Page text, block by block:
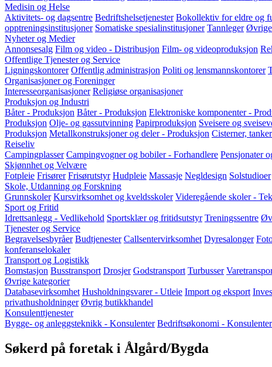
Medisin og Helse
Aktivitets- og dagsentre Bedriftshelsetjenester Bokollektiv for eldre og
opptreningsinstitusjoner Somatiske spesialinstitusjoner Tannleger Øvrige
Nyheter og Medier
Annonsesalg Film og video - Distribusjon Film- og videoproduksjon
Offentlige Tjenester og Service
Ligningskontorer Offentlig administrasjon Politi og lensmannskontorer
Organisasjoner og Foreninger
Interesseorganisasjoner Religiøse organisasjoner
Produksjon og Industri
Båter - Produksjon Båter - Produksjon Elektroniske komponenter -
Produksjon Olje- og gassutvinning Papirproduksjon Sveisere og
Produksjon Metallkonstruksjoner og deler - Produksjon Cisterner,
Reiseliv
Campingplasser Campingvogner og bobiler - Forhandlere Pensjonater
Skjønnhet og Velvære
Fotpleie Frisører Frisørutstyr Hudpleie Massasje Negldesign Solstudioer
Skole, Utdanning og Forskning
Grunnskoler Kursvirksomhet og kveldsskoler Videregående skoler -
Sport og Fritid
Idrettsanlegg - Vedlikehold Sportsklær og fritidsutstyr Treningssentre
Tjenester og Service
Begravelsesbyråer Budtjenester Callsentervirksomhet Dyresalonger
konferanselokaler
Transport og Logistikk
Bomstasjon Busstransport Drosjer Godstransport Turbusser
Øvrige kategorier
Databasevirksomhet Husholdningsvarer - Utleie Import og eksport
privathusholdninger Øvrig butikkhandel
Konsulenttjenester
Bygge- og anleggsteknikk - Konsulenter Bedriftsøkonomi - Konsulenter
Søkerd på foretak i Ålgård/Bygda